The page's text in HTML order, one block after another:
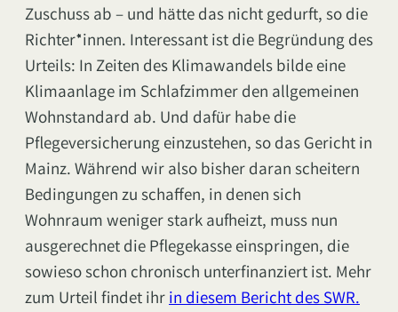
Zuschuss ab – und hätte das nicht gedurft, so die
Richter*innen. Interessant ist die Begründung des
Urteils: In Zeiten des Klimawandels bilde eine
Klimaanlage im Schlafzimmer den allgemeinen
Wohnstandard ab. Und dafür habe die
Pflegeversicherung einzustehen, so das Gericht in
Mainz. Während wir also bisher daran scheitern
Bedingungen zu schaffen, in denen sich
Wohnraum weniger stark aufheizt, muss nun
ausgerechnet die Pflegekasse einspringen, die
sowieso schon chronisch unterfinanziert ist. Mehr
zum Urteil findet ihr in diesem Bericht des SWR.